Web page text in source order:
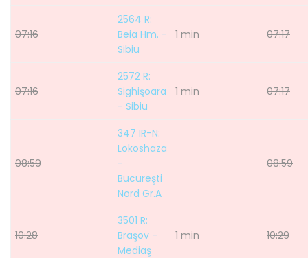
07:16
2564 R:
Beia Hm. -
Sibiu
1 min 07:17
07:16
2572 R:
Sighişoara
- Sibiu
1 min 07:17
08:59
347 IR-N:
Lokoshaza
-
Bucureşti
Nord Gr.A
08:59
10:28
3501 R:
Braşov -
Mediaş
1 min 10:29